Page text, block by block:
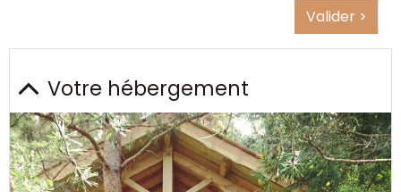
Valider >
Votre hébergement